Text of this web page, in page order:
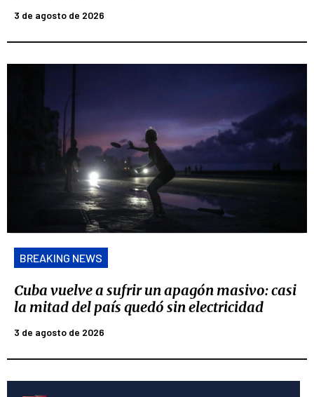
3 de agosto de 2026
BREAKING NEWS
Cuba vuelve a sufrir un apagón masivo: casi
la mitad del país quedó sin electricidad
3 de agosto de 2026